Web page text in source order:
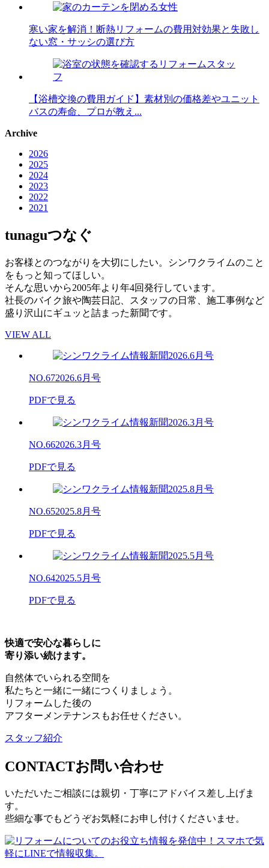
寒い家を解消！断熱リフォームの費用対効果と失敗し
ない窓・サッシの選び方
【浴槽交換の費用ガイド】素材別の価格差やユニット
バスの寿命、プロが教え...
Archive
2026
2025
2024
2023
2022
2021
tunaguつなぐ
お客様とのつながりを大切にしたい。シンワクライムのこと
をもっと知ってほしい。
そんな思いから2005年より年4回発行しています。
社長のバイク旅や陶芸日記、スタッフの日常、施工事例など
盛り沢山にギュッと詰まった新聞です。
VIEW ALL
NO.672026.6月号
PDFで見る
NO.662026.3月号
PDFで見る
NO.652025.8月号
PDFで見る
NO.642025.5月号
PDFで見る
快適で安心な暮らしに
寄り添い続けます。
自然体でいられる空間を
私たちと一緒に一緒につくりましょう。
リフォームした後の
アフターメンテナンスもお任せください。
スタッフ紹介
CONTACTお問い合わせ
いただいたご相談には親切・丁寧にアドバイス差し上げま
す。
些細な事でもどうぞお気軽にお申し付けくださいませ。